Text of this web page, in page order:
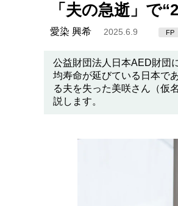
「夫の急逝」で
愛染 興希 2025.6.9 FP
公益財団法人日本AED財団
均寿命が延びている日本で
る夫を失った美咲さん（仮
説します。